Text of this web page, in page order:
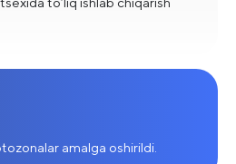
amalga oshirildi.